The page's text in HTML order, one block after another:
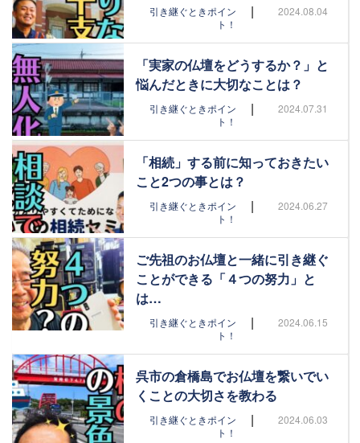
引き継ぐときポイン
ト！
| 2024.08.04
「実家の仏壇をどうするか？」と
悩んだときに大切なことは？
引き継ぐときポイン
ト！
| 2024.07.31
「相続」する前に知っておきたい
こと2つの事とは？
引き継ぐときポイン
ト！
| 2024.06.27
ご先祖のお仏壇と一緒に引き継ぐ
ことができる「４つの努力」と
は…
引き継ぐときポイン
ト！
| 2024.06.15
呉市の倉橋島でお仏壇を繋いでい
くことの大切さを教わる
引き継ぐときポイン
ト！
| 2024.06.03